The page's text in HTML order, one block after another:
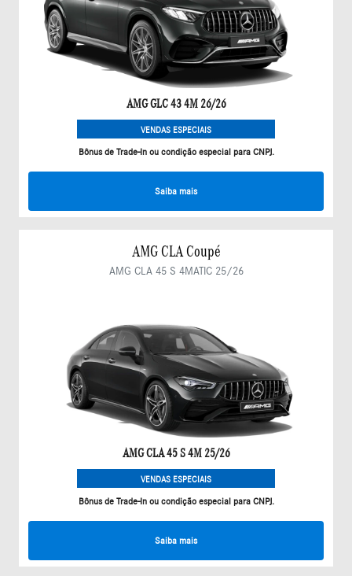
AMG GLC 43 4M 26/26
VENDAS ESPECIAIS
Bônus de Trade-In ou condição especial para CNPJ.
Saiba mais
AMG CLA Coupé
AMG CLA 45 S 4MATIC 25/26
AMG CLA 45 S 4M 25/26
VENDAS ESPECIAIS
Bônus de Trade-In ou condição especial para CNPJ.
Saiba mais